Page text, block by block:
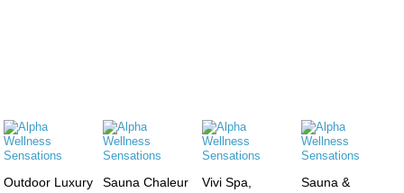
Outdoor Luxury
Sauna Chaleur
Vivi Spa,
Sauna &